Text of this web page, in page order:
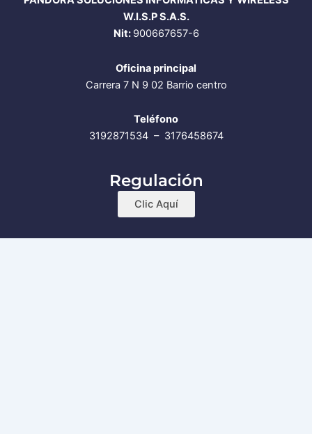
W.I.S.P S.A.S.
Nit: 900667657-6
Oficina principal
Carrera 7 N 9 02 Barrio centro
Teléfono
3192871534 – 3176458674
Regulación
Clic Aquí